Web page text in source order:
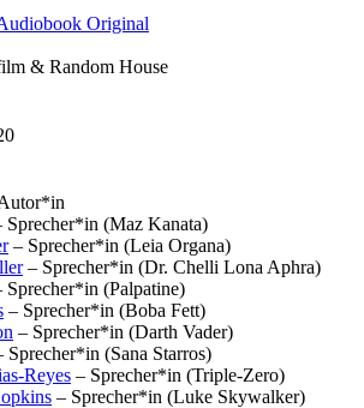
& Random House
Sprecher*in (Maz Kanata)
– Sprecher*in (Leia Organa)
– Sprecher*in (Dr. Chelli Lona Aphra)
Sprecher*in (Palpatine)
– Sprecher*in (Boba Fett)
– Sprecher*in (Darth Vader)
Sprecher*in (Sana Starros)
Reyes – Sprecher*in (Triple-Zero)
– Sprecher*in (Luke Skywalker)